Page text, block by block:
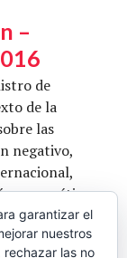
–
de
de la
las
negativo,
energéticas
las
en Estados
garantizar el
nuestros
las no